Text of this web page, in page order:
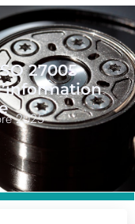
27005
2025